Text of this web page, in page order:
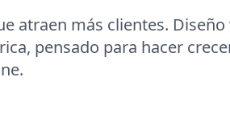
atraen más clientes. Diseño
pensado para hacer